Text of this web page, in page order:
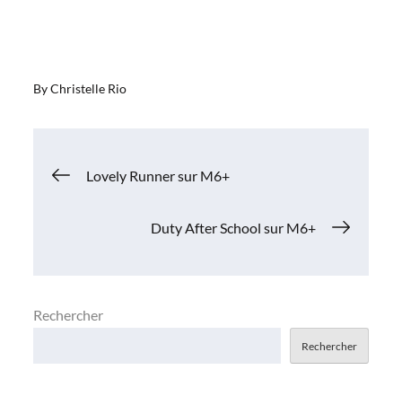
ByChristelle Rio
Navigation
Lovely Runner sur M6+
Duty After School sur M6+
Rechercher
Rechercher